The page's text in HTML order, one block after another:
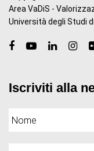
Area VaDiS -
Università degli Studi
Iscriviti alla